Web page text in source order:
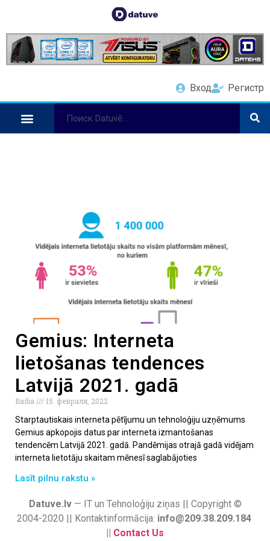
Вход Регистр
Gemius: Interneta
lietošanas tendences
Latvijā 2021. gadā
Baiba
15. февраля, 2022
Starptautiskais interneta pētījumu un tehnoloģiju uzņēmums
Gemius apkopojis datus par interneta izmantošanas
tendencēm Latvijā 2021. gadā. Pandēmijas otrajā gadā vidējam
interneta lietotāju skaitam mēnesī saglabājoties
Lasīt pilnu rakstu »
Datuve.lv— IT un Tehnoloģiju ziņas || Copyright ©
2004-2020 || Kontaktinformācija: info@209.38.209.184
|| Contact Us